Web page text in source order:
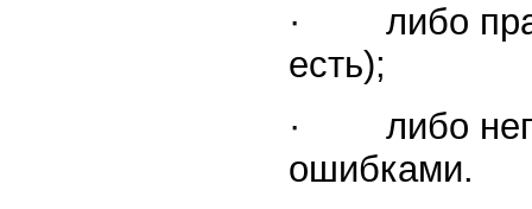
· либо
есть);
· либо
ошибками.